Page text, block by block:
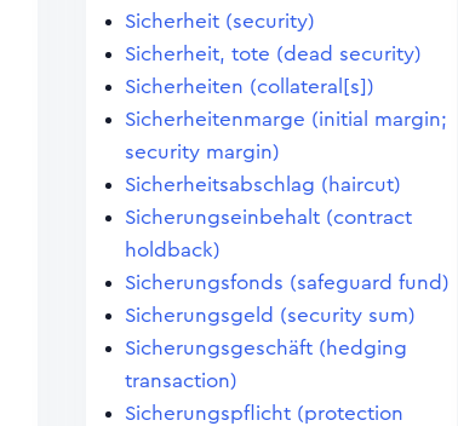
Sicherheit (security)
Sicherheit, tote (dead security)
Sicherheiten (collateral[s])
Sicherheitenmarge (initial margin;
security margin)
Sicherheitsabschlag (haircut)
Sicherungseinbehalt (contract
holdback)
Sicherungsfonds (safeguard fund)
Sicherungsgeld (security sum)
Sicherungsgeschäft (hedging
transaction)
Sicherungspflicht (protection